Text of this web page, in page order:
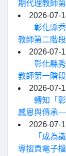
期代理教師
2026-07-
彰化縣
教師第二階
2026-07-
彰化縣
教師第一階
2026-07-
轉知「
感恩與傳承
2026-07-
「成為
導摺頁電子檔